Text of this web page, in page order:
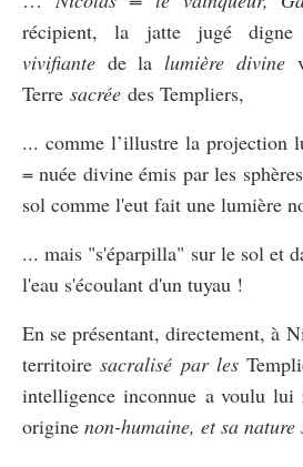
récipient, la jatte jugé
vivifiantede la lumière divine
Terre sacrée des Templiers,
... comme l’illustre la projection
= nuée divine émis par les
sol comme l'eut fait une lumière
... mais "s'éparpilla" sur le sol et
l'eau s'écoulant d'un tuyau !
En se présentant, directement, à
territoiresacralisé par les
intelligence inconnue a voulu lui
origine non-humaine, et sa